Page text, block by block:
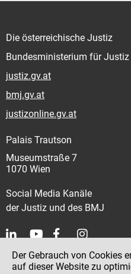
Die österreichische Justiz
Bundesministerium für Justiz
justiz.gv.at
bmj.gv.at
justizonline.gv.at
Palais Trautson
Museumstraße 7
1070 Wien
Social Media Kanäle
der Justiz und des BMJ
Kontakt
Der Gebrauch von Cookies
auf dieser Website zu